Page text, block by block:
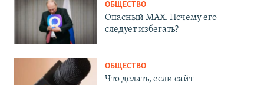
ОБЩЕСТВО
Опасный MAX. Почему его
следует избегать?
ОБЩЕСТВО
Что делать, если сайт